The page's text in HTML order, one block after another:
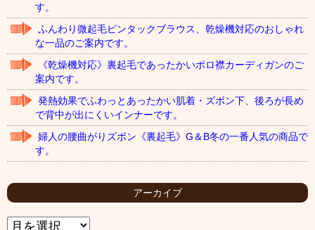
す。
ふんわり微起毛ピンタックブラウス、乾燥機対応のおしゃれ
な一品のご案内です。
《乾燥機対応》裏起毛であったかいポロ襟カーディガンのご
案内です。
発熱効果でふわっとあったかい肌着・ズボン下、後ろが長め
で背中が出にくいインナーです。
婦人の腰曲がりズボン《裏起毛》G＆B冬の一番人気の商品で
す。
アーカイブ
ア